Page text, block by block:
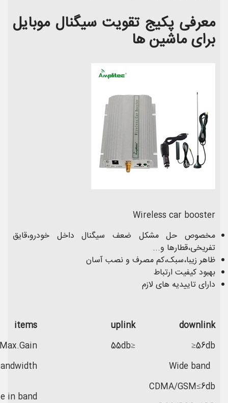
معرفی پکیج تقویت سیگنال موبایل
برای ماشین ها
Wireless car booster
مخصوص حل مشکل ضعف سیگنال داخل خودرو،قایق
تفریخی،قطارها و...
ظاهر زیبا،سبک،کم مصرف و نصب آسان
بهبود کیفیت ارتباط
دارای تاییدیه های لازم
downlink
uplink
items
56db≤
≤55db
Max.Gain
CDMA/GSM≤6db
in band